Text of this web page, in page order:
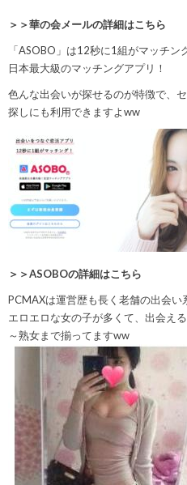
＞＞華の会メールの詳細はこちら
「ASOBO」は12秒に1組がマッチン
日本最大級のマッチングアプリ！
色んな出会いが探せるのが特徴で、
探しにも利用できますよww
＞＞ASOBOの詳細はこちら
PCMAXは運営歴も長く老舗の出会い
エロエロな女の子が多くて、出会え
～熟女まで揃ってますww